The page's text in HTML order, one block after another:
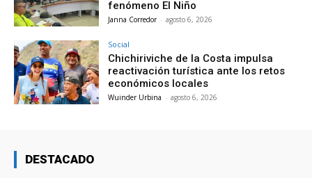
fenómeno El Niño
Janna Corredor - agosto 6, 2026
Social
Chichiriviche de la Costa impulsa
reactivación turística ante los retos
económicos locales
Wuinder Urbina - agosto 6, 2026
DESTACADO